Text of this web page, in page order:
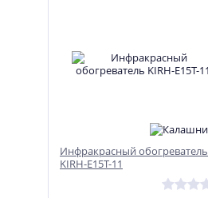
Инфракрасный обогреватель
KIRH-E15T-11